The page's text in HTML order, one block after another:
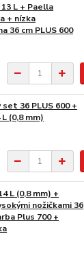
L + Paella
+ nízka
36 cm PLUS 600
36 PLUS 600 +
(0,8 mm)
L (0,8 mm) +
nožičkami 36
Plus 700 +